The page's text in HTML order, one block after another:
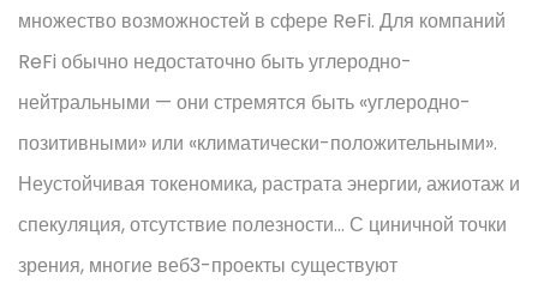
множество возможностей в сфере ReFi. Для компаний
ReFi обычно недостаточно быть углеродно-
нейтральными — они стремятся быть «углеродно-
позитивными» или «климатически-положительными».
Неустойчивая токеномика, растрата энергии, ажиотаж и
спекуляция, отсутствие полезности… С циничной точки
зрения, многие веб3-проекты существуют